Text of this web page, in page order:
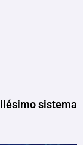
sistema